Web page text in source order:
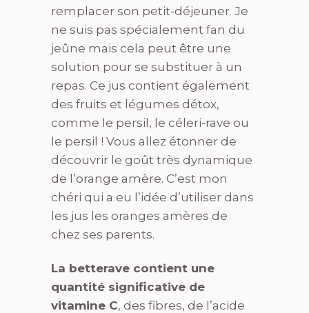
remplacer son petit-déjeuner. Je
ne suis pas spécialement fan du
jeûne mais cela peut être une
solution pour se substituer à un
repas. Ce jus contient également
des fruits et légumes détox,
comme le persil, le céleri-rave ou
le persil ! Vous allez étonner de
découvrir le goût très dynamique
de l’orange amère. C’est mon
chéri qui a eu l’idée d’utiliser dans
les jus les oranges amères de
chez ses parents.
La betterave contient une
quantité significative de
vitamine C, des fibres, de l’acide